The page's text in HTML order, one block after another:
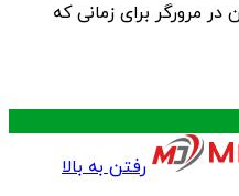
مرورگر برای زمانی که
رفتن به بالا